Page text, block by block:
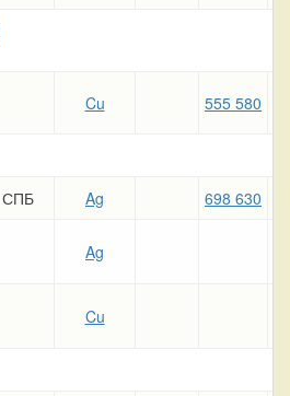
Cu 555 580
СПБ Ag 698 630
Ag
Cu